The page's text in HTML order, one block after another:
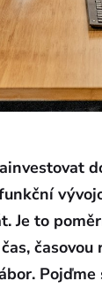
Je to